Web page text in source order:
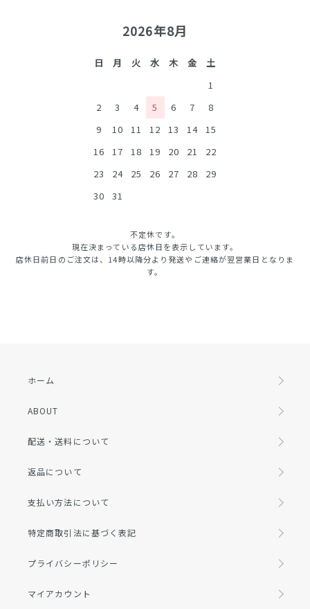
2026年8月
日 月 火 水 木 金
土
1
2
3 4 5 6 7
8
9
10 11 12 13 14
15
16
17 18 19 20 21
22
23
24 25 26 27 28
29
30
31
不定休です。
現在決まっている店休日を表示しています。
店休日前日のご注文は、14時以降分より発送やご連絡が翌営業日となりま
す。
ホーム
ABOUT
配送・送料について
返品について
支払い方法について
特定商取引法に基づく表記
プライバシーポリシー
マイアカウント